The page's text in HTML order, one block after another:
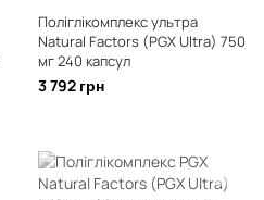
Поліглікомплекс ультра
Natural Factors (PGX Ultra) 750
мг 240 капсул
3 792 грн